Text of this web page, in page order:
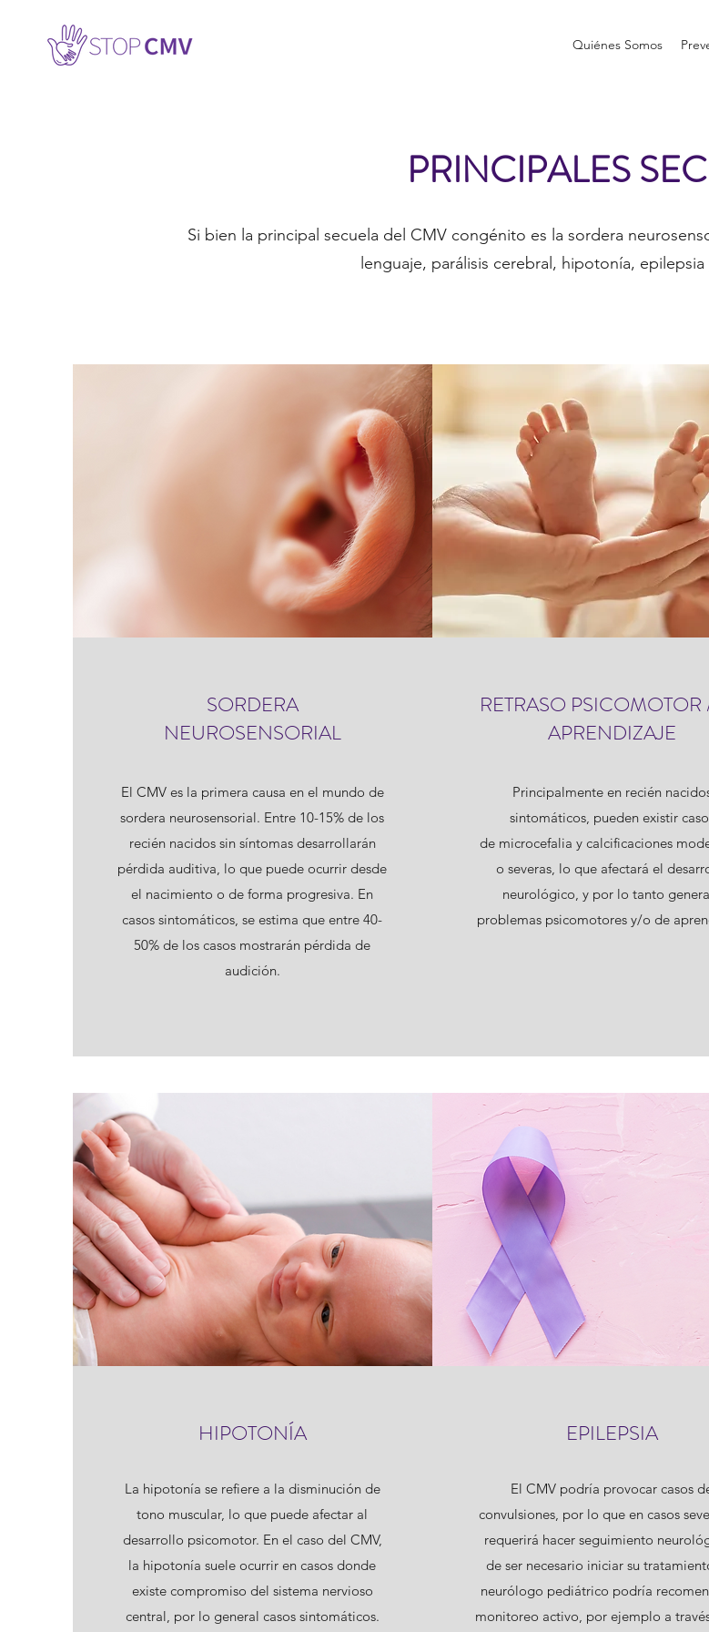
Quiénes Somos
PRINCIPALES
Si bien la principal secuela del CMV congénito es la sordera
lenguaje, parálisis cerebral, hipotonía,
SORDERA
NEUROSENSORIAL
El CMV es la primera causa en el mundo de
sordera neurosensorial. Entre 10-15% de los
recién nacidos sin síntomas desarrollarán
pérdida auditiva, lo que puede ocurrir desde
el nacimiento o de forma progresiva. En
casos sintomáticos, se estima que entre 40-
50% de los casos mostrarán pérdida de
audición.
RETRASO PSICOMOTOR
APRENDIZAJE
Principalmente en recién
sintomáticos, pueden existir
de microcefalia y calcificaciones
o severas, lo que afectará el
neurológico, y por lo tanto
problemas psicomotores y/o de
HIPOTONÍA
La hipotonía se refiere a la disminución de
tono muscular, lo que puede afectar al
desarrollo psicomotor. En el caso del CMV,
la hipotonía suele ocurrir en casos donde
existe compromiso del sistema nervioso
central, por lo general casos sintomáticos.
EPILEPSIA
El CMV podría provocar casos
convulsiones, por lo que en casos
requerirá hacer seguimiento
de ser necesario iniciar su
neurólogo pediátrico podría
monitoreo activo, por ejemplo a